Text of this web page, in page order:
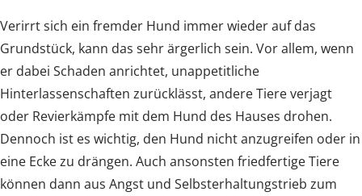
Verirrt sich ein fremder Hund immer wieder auf das
Grundstück, kann das sehr ärgerlich sein. Vor allem, wenn
er dabei Schaden anrichtet, unappetitliche
Hinterlassenschaften zurücklässt, andere Tiere verjagt
oder Revierkämpfe mit dem Hund des Hauses drohen.
Dennoch ist es wichtig, den Hund nicht anzugreifen oder in
eine Ecke zu drängen. Auch ansonsten friedfertige Tiere
können dann aus Angst und Selbsterhaltungstrieb zum